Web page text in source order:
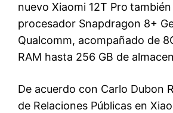
nuevo Xiaomi 12T Pro
procesador Snapdragon 8+
Qualcomm, acompañado de
RAM hasta 256 GB de
De acuerdo con Carlo Dubon
de Relaciones Públicas en